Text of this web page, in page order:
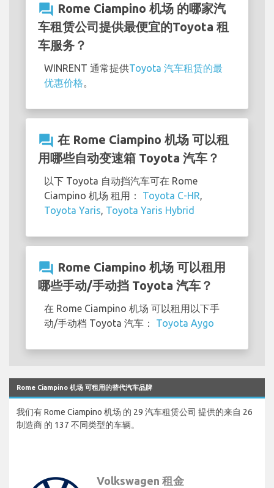
question_answer Rome Ciampino 机场 的哪家汽
车租赁公司提供最便宜的Toyota 租
车服务？
WINRENT 通常提供Toyota 汽车租赁的最
优惠价格。
question_answer 在 Rome Ciampino 机场 可以租
用哪些自动变速箱 Toyota 汽车？
以下 Toyota 自动挡汽车可在 Rome
Ciampino 机场 租用： Toyota C-HR,
Toyota Yaris, Toyota Yaris Hybrid
question_answer Rome Ciampino 机场 可以租用
哪些手动/手动挡 Toyota 汽车？
在 Rome Ciampino 机场 可以租用以下手
动/手动档 Toyota 汽车： Toyota Aygo
Rome Ciampino 机场 可租用的替代汽车品牌
我们有 Rome Ciampino 机场 的 29 汽车租赁公司 提供的来自 26
制造商 的 137 不同类型的车辆。
Volkswagen 租金